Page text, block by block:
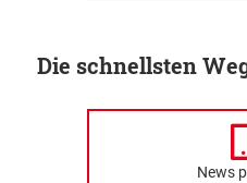
Die schnellsten
News